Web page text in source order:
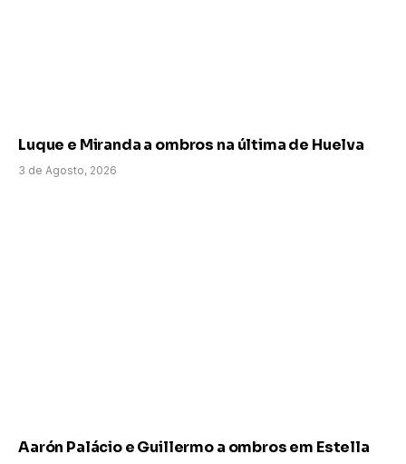
Luque e Miranda a ombros na última de Huelva
3 de Agosto, 2026
Aarón Palácio e Guillermo a ombros em Estella